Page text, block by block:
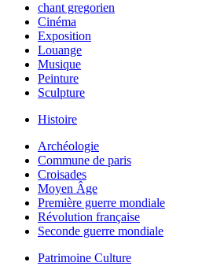
chant gregorien
Cinéma
Exposition
Louange
Musique
Peinture
Sculpture
Histoire
Archéologie
Commune de paris
Croisades
Moyen Âge
Première guerre mondiale
Révolution française
Seconde guerre mondiale
Patrimoine Culture